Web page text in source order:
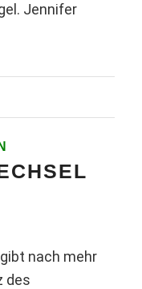
Jennifer
nach mehr
des